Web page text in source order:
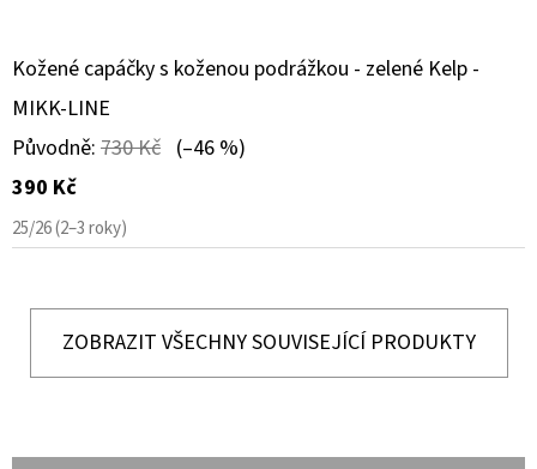
Kožené capáčky s koženou podrážkou - zelené Kelp -
MIKK-LINE
Původně: 730 Kč (–46 %)
390 Kč
25/26 (2–3 roky)
ZOBRAZIT VŠECHNY SOUVISEJÍCÍ PRODUKTY